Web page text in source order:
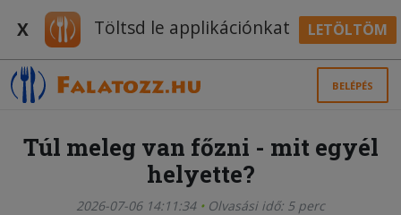
X Töltsd le applikációnkat LETÖLTÖM
BELÉPÉS
Túl meleg van főzni - mit egyél
helyette?
2026-07-06 14:11:34
Olvasási idő: 5 perc